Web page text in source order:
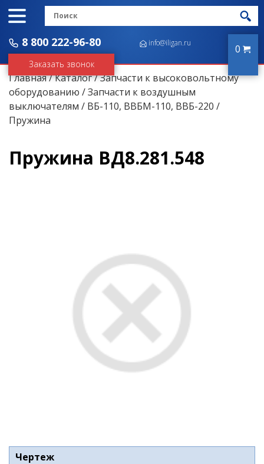
8 800 222-96-80
Заказать звонок
info@iligan.ru 0
Главная/Каталог/Запчасти к высоковольтному
оборудованию /Запчасти к воздушным
выключателям / ВБ-110, ВВБМ-110, ВВБ-220 /
Пружина
Пружина ВД8.281.548
Чертеж